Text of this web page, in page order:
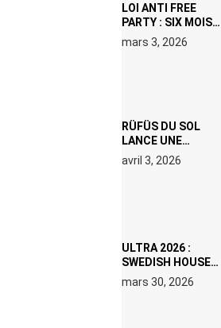
LOI ANTI FREE
PARTY : SIX MOIS
DE PRISON ET 5
000 € D’AMENDE
mars 3, 2026
RÜFÜS DU SOL
LANCE UNE
RÉSIDENCE DJ
SET DE QUATRE
avril 3, 2026
ULTRA 2026 :
SWEDISH HOUSE
MAFIA RETROUVE
ERIC PRYDZ DANS
mars 30, 2026